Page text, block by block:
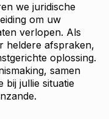
we juridische
om uw
verlopen. Als
heldere afspraken,
oplossing.
samen
bij jullie situatie